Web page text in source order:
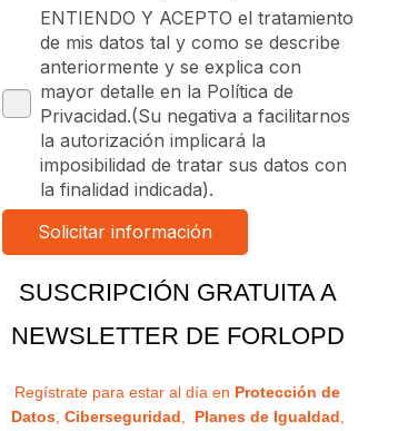
ENTIENDO Y ACEPTO el tratamiento
de mis datos tal y como se describe
anteriormente y se explica con
mayor detalle en la Política de
Privacidad.(Su negativa a facilitarnos
la autorización implicará la
imposibilidad de tratar sus datos con
la finalidad indicada).
SUSCRIPCIÓN GRATUITA A
NEWSLETTER DE FORLOPD
Regístrate para estar al día en Protección de
Datos, Ciberseguridad, Planes de Igualdad,